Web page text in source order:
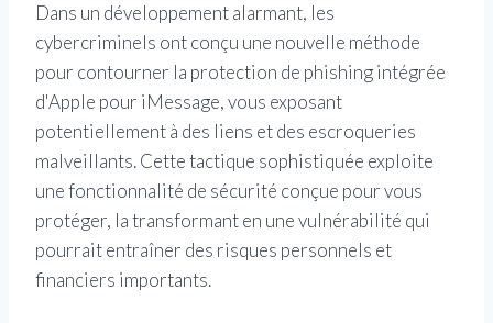
Dans un développement alarmant, les
cybercriminels ont conçu une nouvelle méthode
pour contourner la protection de phishing intégrée
d'Apple pour iMessage, vous exposant
potentiellement à des liens et des escroqueries
malveillants. Cette tactique sophistiquée exploite
une fonctionnalité de sécurité conçue pour vous
protéger, la transformant en une vulnérabilité qui
pourrait entraîner des risques personnels et
financiers importants.